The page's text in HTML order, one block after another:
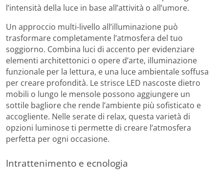
l’intensità della luce in base all’attività o all’umore.
Un approccio multi-livello all’illuminazione può
trasformare completamente l’atmosfera del tuo
soggiorno. Combina luci di accento per evidenziare
elementi architettonici o opere d’arte, illuminazione
funzionale per la lettura, e una luce ambientale soffusa
per creare profondità. Le strisce LED nascoste dietro
mobili o lungo le mensole possono aggiungere un
sottile bagliore che rende l’ambiente più sofisticato e
accogliente. Nelle serate di relax, questa varietà di
opzioni luminose ti permette di creare l’atmosfera
perfetta per ogni occasione.
Intrattenimento e ecnologia